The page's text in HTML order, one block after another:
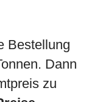
Bestellung
Dann
zu